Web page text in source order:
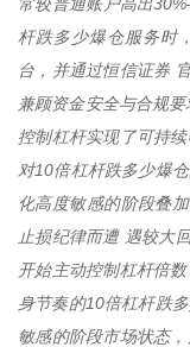
常较普通账户高出
杆跌多少爆仓服务时，
台，并通过恒信证券
兼顾资金安全与合规
控制杠杆实现了可持
对10倍杠杆跌多少爆
化高度敏感的阶段叠
止损纪律而遭 遇较大
开始主动控制杠杆倍
身节奏的10倍杠杆跌
敏感的阶段市场状态